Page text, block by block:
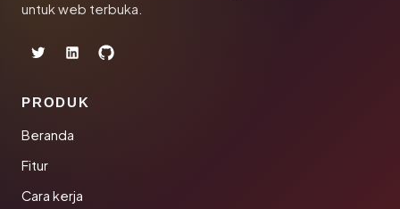
untuk web terbuka.
PRODUK
Beranda
Fitur
Cara kerja